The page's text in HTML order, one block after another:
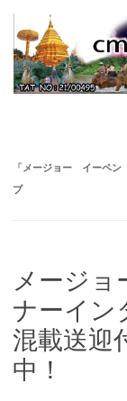
「 メージョー イーペ
ブ
メージ
ナーイン
混載送迎
中！